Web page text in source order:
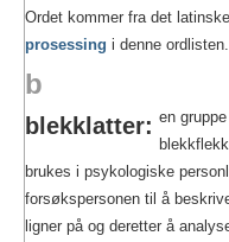
Ordet kommer fra det latinske
prosessing i denne ordlisten.
b
blekklatter: en
brukes i psykologiske
forsøkspersonen til å
ligner på og deretter å